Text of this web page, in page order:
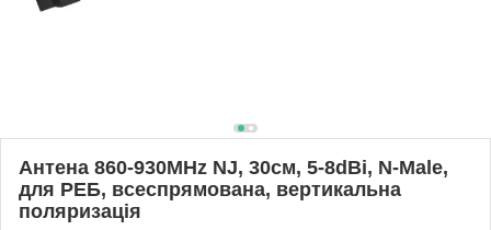
Антена 860-930MHz NJ, 30см, 5-8dBi, N-Male,
для РЕБ, всеспрямована, вертикальна
поляризація